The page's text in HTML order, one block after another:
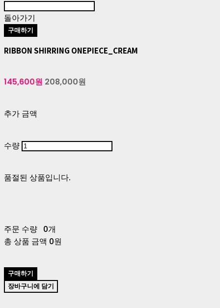
돌아가기
구매하기
RIBBON SHIRRING ONEPIECE_CREAM
145,600원 208,000원
추가 금액
수량
품절된 상품입니다.
주문 수량 0개
총 상품 금액 0원
구매하기
장바구니에 담기